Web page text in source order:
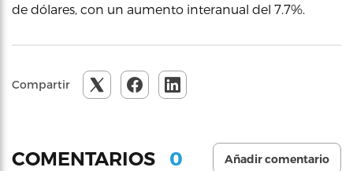
de dólares, con un aumento interanual del 7.7%.
Compartir
COMENTARIOS 0 Añadir comentario